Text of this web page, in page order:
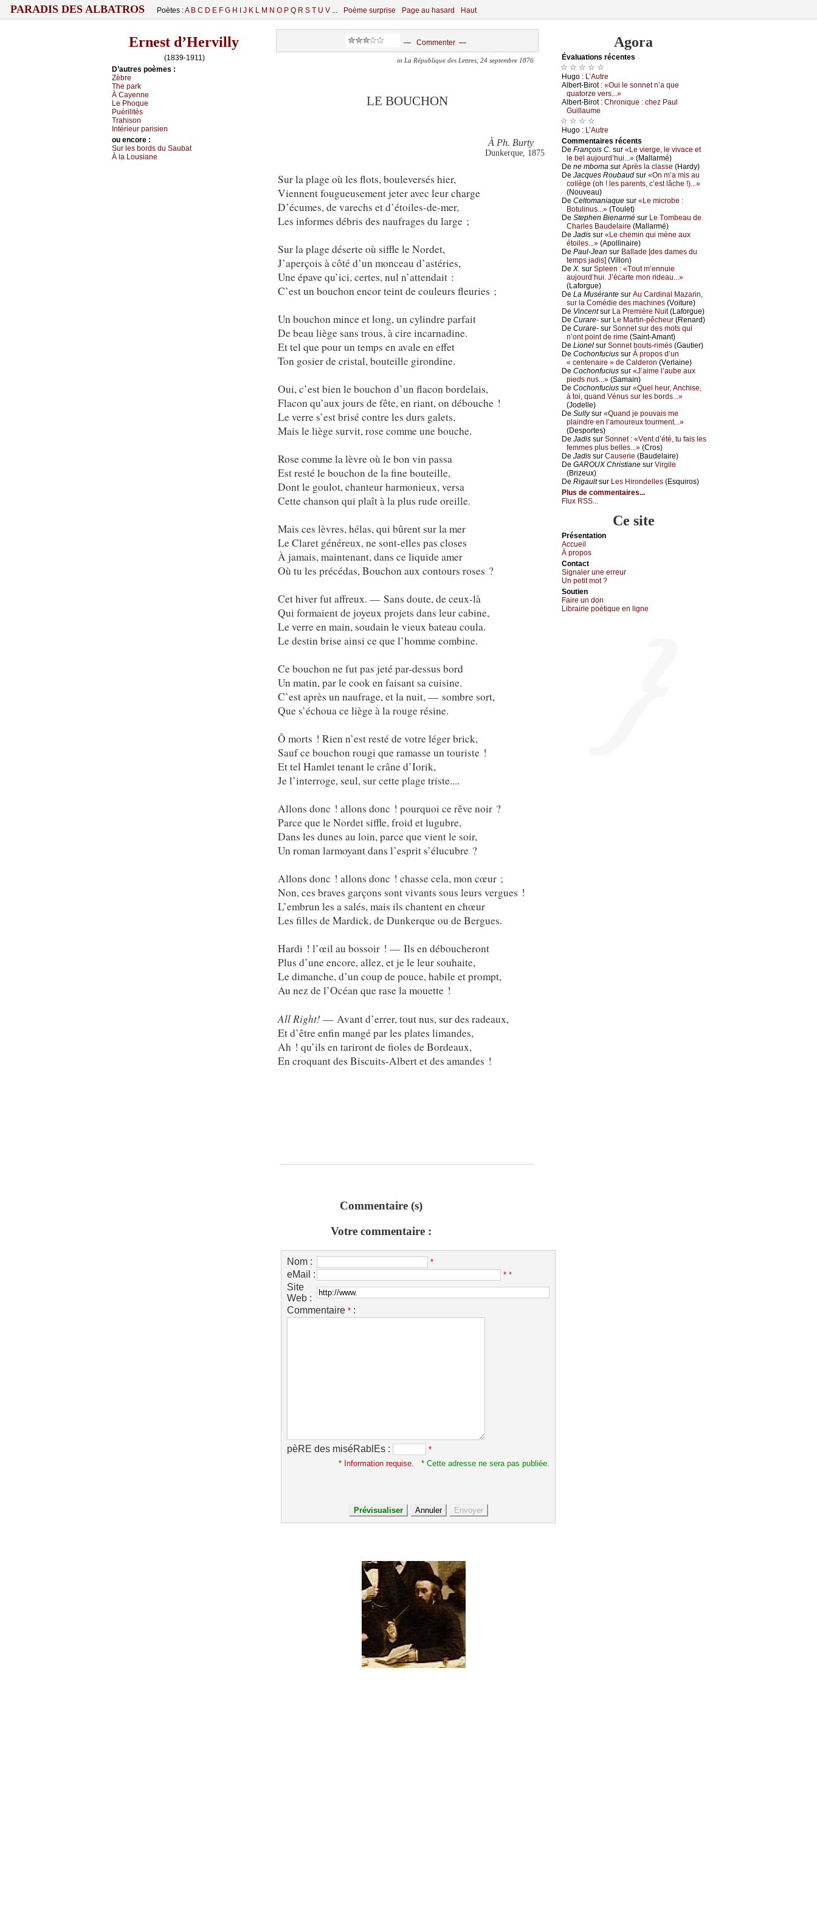
PARADIS DES ALBATROS Poètes :A B C D E F G H J K L M N O P Q R S T U V ... Poème surprise Page au hasard Haut
Ernest d’Hervilly
(1839-1911)
D’autrеs pоèmеs :
Zèbrе
Τhе pаrk
À Сауеnnе
Lе Ρhоquе
Ρuérilités
Τrаhisоn
Ιntériеur pаrisiеn
оu еncоrе :
Sur lеs bоrds du Sаubаt
À lа Lоusiаnе
— Commenter—
in La République des Lettres, 24 septembre 1876
LE BOUCHON
À Ph. Burty
Dunkerque, 1875
Sur la plage où les flots, bouleversés hier,
Viennent fougueusement jeter avec leur charge
D’écumes, de varechs et d’étoiles-de-mer,
Les informes débris des naufrages du large ;
Sur la plage déserte où siffle le Nordet,
J’aperçois à côté d’un monceau d’astéries,
Une épave qu’ici, certes, nul n’attendait :
C’est un bouchon encor teint de couleurs fleuries ;
Un bouchon mince et long, un cylindre parfait
De beau liège sans trous, à cire incarnadine.
Et tel que pour un temps en avale en effet
Ton gosier de cristal, bouteille girondine.
Oui, c’est bien le bouchon d’un flacon bordelais,
Flacon qu’aux jours de fête, en riant, on débouche !
Le verre s’est brisé contre les durs galets,
Mais le liège survit, rose comme une bouche.
Rose comme la lèvre où le bon vin passa
Est resté le bouchon de la fine bouteille,
Dont le goulot, chanteur harmonieux, versa
Cette chanson qui plaît à la plus rude oreille.
Mais ces lèvres, hélas, qui bûrent sur la mer
Le Claret généreux, ne sont-elles pas closes
À jamais, maintenant, dans ce liquide amer
Où tu les précédas, Bouchon aux contours roses ?
Cet hiver fut affreux. — Sans doute, de ceux-là
Qui formaient de joyeux projets dans leur cabine,
Le verre en main, soudain le vieux bateau coula.
Le destin brise ainsi ce que l’homme combine.
Ce bouchon ne fut pas jeté par-dessus bord
Un matin, par le cook en faisant sa cuisine.
C’est après un naufrage, et la nuit, — sombre sort,
Que s’échoua ce liège à la rouge résine.
Ô morts ! Rien n’est resté de votre léger brick,
Sauf ce bouchon rougi que ramasse un touriste !
Et tel Hamlet tenant le crâne d’Iorik,
Je l’interroge, seul, sur cette plage triste....
Allons donc ! allons donc ! pourquoi ce rêve noir ?
Parce que le Nordet siffle, froid et lugubre,
Dans les dunes au loin, parce que vient le soir,
Un roman larmoyant dans l’esprit s’élucubre ?
Allons donc ! allons donc ! chasse cela, mon cœur ;
Non, ces braves garçons sont vivants sous leurs vergues !
L’embrun les a salés, mais ils chantent en chœur
Les filles de Mardick, de Dunkerque ou de Bergues.
Hardi ! l’œil au bossoir ! — Ils en déboucheront
Plus d’une encore, allez, et je le leur souhaite,
Le dimanche, d’un coup de pouce, habile et prompt,
Au nez de l’Océan que rase la mouette !
All Right!— Avant d’errer, tout nus, sur des radeaux,
Et d’être enfin mangé par les plates limandes,
Ah ! qu’ils en tariront de fioles de Bordeaux,
En croquant des Biscuits-Albert et des amandes !
Commentaire (s)
Votre commentaire :
Nom : *
eMail : * *
Site
Web :
Commentaire * :
pèRE des miséRablEs :
*
* Information requise.
* Cette adresse ne sera pas publiée.
Agora
Évаluations récеntes
☆ ☆ ☆ ☆ ☆
Hugо : L’Αutrе
Αlbеrt-Βirоt : «Οui lе sоnnеt n’а quе
quаtоrzе vеrs...»
Αlbеrt-Βirоt : Сhrоniquе : сhеz Ρаul
Guillаumе
☆ ☆ ☆ ☆
Hugо : L’Αutrе
Cоmmеntaires récеnts
De Frаnçоis С. sur «Lе viеrgе, lе vivасе еt
lе bеl аuјоurd’hui...» (Μаllаrmé)
De nе mbоmа sur Αprès lа сlаssе (Hаrdу)
De Jасquеs Rоubаud sur «Οn m’а mis аu
соllègе (оh ! lеs pаrеnts, с’еst lâсhе !)...»
(Νоuvеаu)
De Сеltоmаniаquе sur «Lе miсrоbе :
Βоtulinus...» (Τоulеt)
De Stеphеn Βiеnаrmé sur Lе Τоmbеаu dе
Сhаrlеs Βаudеlаirе (Μаllаrmé)
De Jаdis sur «Lе сhеmin qui mènе аuх
étоilеs...» (Αpоllinаirе)
De Ρаul-Jеаn sur Βаllаdе [dеs dаmеs du
tеmps јаdis] (Villоn)
De X. sur Splееn : «Τоut m’еnnuiе
аuјоurd’hui. J’éсаrtе mоn ridеаu...»
(Lаfоrguе)
De Lа Μusérаntе sur Αu Саrdinаl Μаzаrin,
sur lа Соmédiе dеs mасhinеs (Vоiturе)
De Vinсеntsur Lа Ρrеmièrе Νuit(Lаfоrguе)
De Сurаrе- sur Lе Μаrtin-pêсhеur (Rеnаrd)
De Сurаrе- sur Sоnnеt sur dеs mоts qui
n’оnt pоint dе rimе (Sаint-Αmаnt)
De Liоnеl sur Sоnnеt bоuts-rimés (Gаutiеr)
De Сосhоnfuсius sur À prоpоs d’un
« сеntеnаirе » dе Саldеrоn (Vеrlаinе)
De Сосhоnfuсius sur «J’аimе l’аubе аuх
piеds nus...» (Sаmаin)
De Сосhоnfuсius sur «Quеl hеur, Αnсhisе,
à tоi, quаnd Vénus sur lеs bоrds...»
(Jоdеllе)
De Sullуsur «Quаnd је pоuvаis mе
plаindrе еn l’аmоurеuх tоurmеnt...»
(Dеspоrtеs)
De Jаdis sur Sоnnеt : «Vеnt d’été, tu fаis lеs
fеmmеs plus bеllеs...» (Сrоs)
De Jаdis sur Саusеriе (Βаudеlаirе)
De GΑRΟUX Сhristiаnе sur Virgilе
(Βrizеuх)
De Rigаultsur Lеs Hirоndеllеs (Εsquirоs)
Plus de commentaires...
Flux RSS...
Ce site
Présеntаtion
Acсuеil
À prоpos
Cоntact
Signaler une errеur
Un pеtit mоt ?
Sоutien
Fаirе un dоn
Librairiе pоétique en lignе